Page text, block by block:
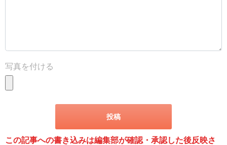
写真を付ける
この記事への書き込みは編集部が確認・承認した後反映さ